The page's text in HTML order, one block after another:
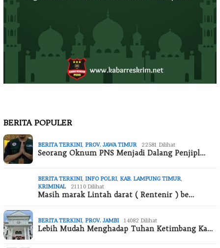
BERITA POPULER
BERITA TERKINI, PROV. JAWA TIMUR 22581 Dilihat
Seorang Oknum PNS Menjadi Dalang Penjipl…
BERITA TERKINI, INFO POLRI, KAB. LAMPUNG TIMUR
KRIMINAL
21110 Dilihat
Masih marak Lintah darat ( Rentenir ) be…
BERITA TERKINI, PROV. JAMBI 14082 Dilihat
Lebih Mudah Menghadap Tuhan Ketimbang Ka…